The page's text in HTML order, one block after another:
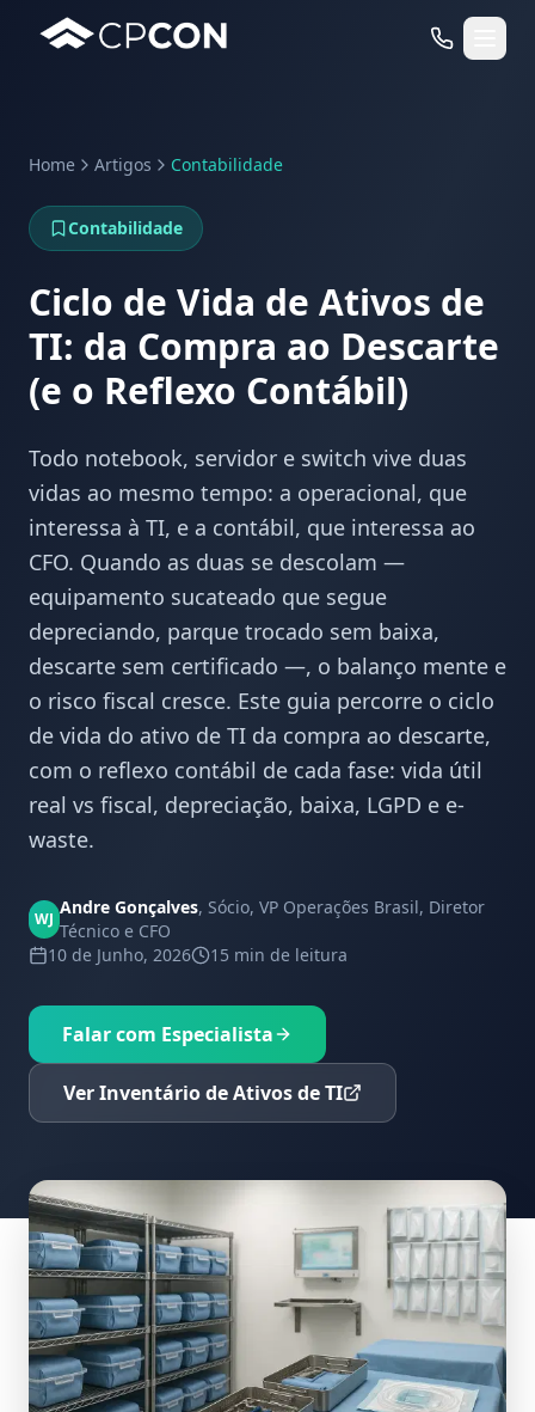
Serviços
Casos de Uso RFID
WhatsApp Fale Conosco
Home Artigos Contabilidade
Contabilidade
Ciclo de Vida de Ativos de
TI: da Compra ao Descarte
(e o Reflexo Contábil)
Todo notebook, servidor e switch vive duas
vidas ao mesmo tempo: a operacional, que
interessa à TI, e a contábil, que interessa ao
CFO. Quando as duas se descolam —
equipamento sucateado que segue
depreciando, parque trocado sem baixa,
descarte sem certificado —, o balanço mente e
o risco fiscal cresce. Este guia percorre o ciclo
de vida do ativo de TI da compra ao descarte,
com o reflexo contábil de cada fase: vida útil
real vs fiscal, depreciação, baixa, LGPD e e-
waste.
WJ
Andre Gonçalves, Sócio, VP Operações Brasil, Diretor
Técnico e CFO
10 de Junho, 2026
15 min de leitura
Falar com Especialista
Ver Inventário de Ativos de TI